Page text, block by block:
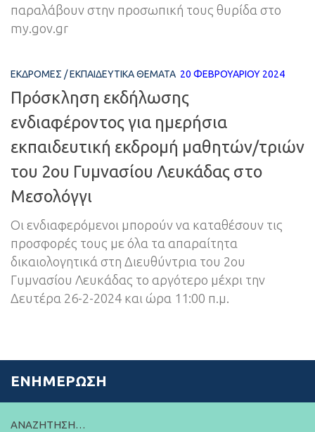
παραλάβουν στην προσωπική τους θυρίδα στο
my.gov.gr
ΕΚΔΡΟΜΈΣ /ΕΚΠΑΙΔΕΥΤΙΚΆ ΘΈΜΑΤΑ 20 ΦΕΒΡΟΥΑΡΊΟΥ 2024
Πρόσκληση εκδήλωσης
ενδιαφέροντος για ημερήσια
εκπαιδευτική εκδρομή μαθητών/τριών
του 2ου Γυμνασίου Λευκάδας στο
Μεσολόγγι
Οι ενδιαφερόμενοι μπορούν να καταθέσουν τις
προσφορές τους με όλα τα απαραίτητα
δικαιολογητικά στη Διευθύντρια του 2ου
Γυμνασίου Λευκάδας το αργότερο μέχρι την
Δευτέρα 26-2-2024 και ώρα 11:00 π.μ.
ΕΝΗΜΈΡΩΣΗ
ΑΝΑΖΉΤΗΣΗ…